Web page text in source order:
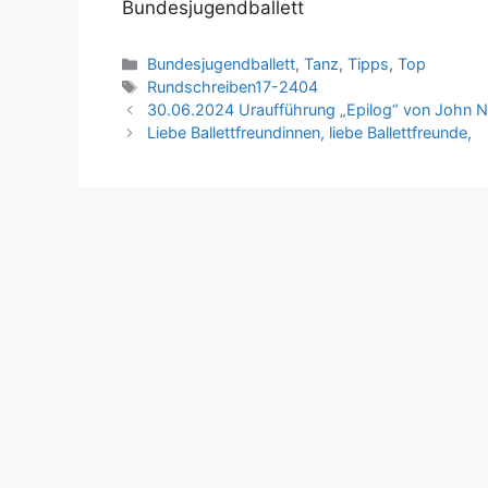
Bundesjugendballett
Kategorien
Bundesjugendballett,Tanz,Tipps,Top
Schlagwörter
Rundschreiben17-2404
30.06.2024 Uraufführung „Epilog“ von John
Liebe Ballettfreundinnen, liebe Ballettfreunde,